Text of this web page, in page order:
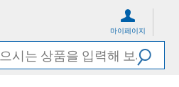
마이페이지